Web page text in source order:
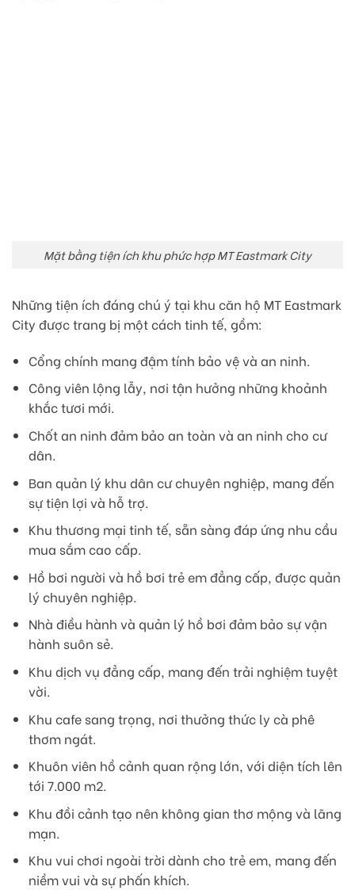
Mặt bằng tiện ích khu phức hợp MT Eastmark City
Những tiện ích đáng chú ý tại khu căn hộ MT Eastmark
City được trang bị một cách tinh tế, gồm:
Cổng chính mang đậm tính bảo vệ và an ninh.
Công viên lộng lẫy, nơi tận hưởng những khoảnh
khắc tươi mới.
Chốt an ninh đảm bảo an toàn và an ninh cho cư
dân.
Ban quản lý khu dân cư chuyên nghiệp, mang đến
sự tiện lợi và hỗ trợ.
Khu thương mại tinh tế, sẵn sàng đáp ứng nhu cầu
mua sắm cao cấp.
Hồ bơi người và hồ bơi trẻ em đẳng cấp, được quản
lý chuyên nghiệp.
Nhà điều hành và quản lý hồ bơi đảm bảo sự vận
hành suôn sẻ.
Khu dịch vụ đẳng cấp, mang đến trải nghiệm tuyệt
vời.
Khu cafe sang trọng, nơi thưởng thức ly cà phê
thơm ngát.
Khuôn viên hồ cảnh quan rộng lớn, với diện tích lên
tới 7.000 m2.
Khu đồi cảnh tạo nên không gian thơ mộng và lãng
mạn.
Khu vui chơi ngoài trời dành cho trẻ em, mang đến
niềm vui và sự phấn khích.